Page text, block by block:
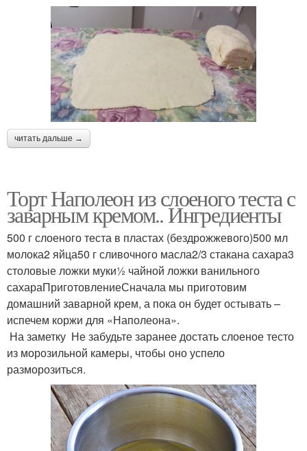
читать дальше →
Торт Наполеон из слоеного теста с
заварным кремом.. Ингредиенты
500 г слоеного теста в пластах (бездрожжевого)500 мл
молока2 яйца50 г сливочного масла2/3 стакана сахара3
столовые ложки муки½ чайной ложки ванильного
сахараПриготовлениеСначала мы приготовим
домашний заварной крем, а пока он будет остывать –
испечем коржи для «Наполеона».
На заметку Не забудьте заранее достать слоеное тесто
из морозильной камеры, чтобы оно успело
разморозиться.